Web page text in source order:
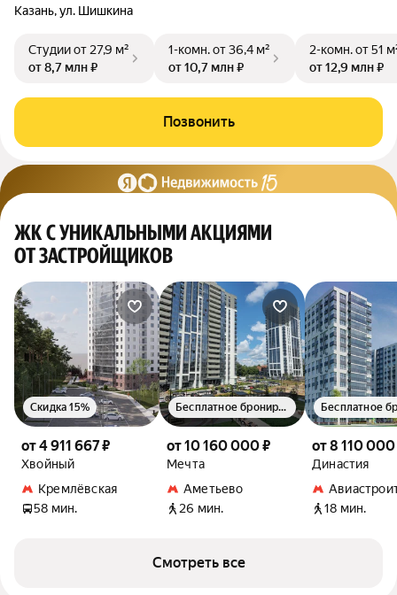
Казань, ул. Шишкина
Студииот 27,9 м²
от 8,7 млн ₽
1-комн.от 36,4 м²
от 10,7 млн ₽
2-комн.от 51
от 12,9 млн ₽
Позвонить
ЖК С УНИКАЛЬНЫМИ АКЦИЯМИ
ОТ ЗАСТРОЙЩИКОВ
от 4 911 667 ₽
Хвойный
Кремлёвская
58 мин.
Скидка 15%
от 10 160 000 ₽
Мечта
Аметьево
26 мин.
Бесплатное бронирование
от 8 110 000
Династия
18 мин.
Смотреть все